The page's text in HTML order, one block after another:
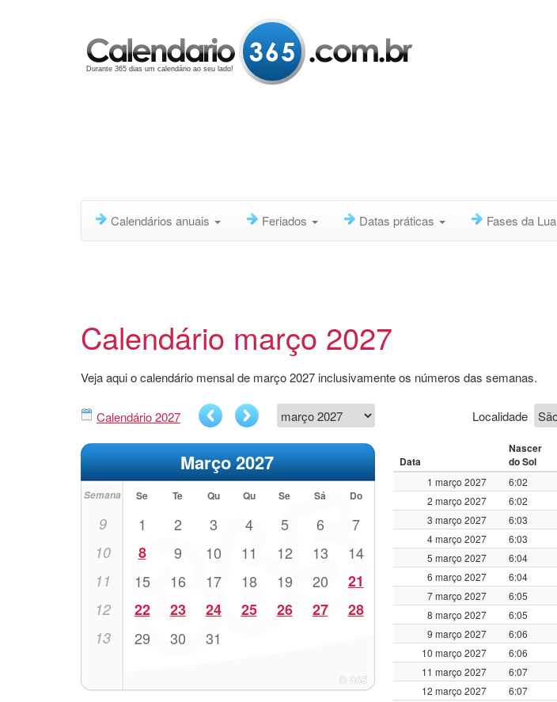
Durante 365 dias um calendário ao seu lado!
Calendários anuais Feriados Datas práticas Fases da Lua
Calendário março 2027
Veja aqui o calendário mensal de março 2027 inclusivamente os números das semanas.
Calendário 2027
Março 2027
Semana Se Te Qu Qu Se Sá Do
9 1 2 3 4 5 6 7
10 8 9 10 11 12 13 14
11 15 16 17 18 19 20 21
12 22 23 24 25 26 27 28
13 29 30 31
Localidade
Data
Nascer
do Sol
1 março 2027 6:02
2 março 2027
6:02
3 março 2027
6:03
4 março 2027
6:03
5 março 2027
6:04
6 março 2027
6:04
7 março 2027
6:05
8 março 2027
6:05
9 março 2027
6:06
10 março 2027
6:06
11 março 2027
6:07
12 março 2027
6:07